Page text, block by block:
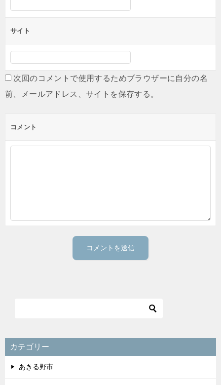
サイト
次回のコメントで使用するためブラウザーに自分の名
前、メールアドレス、サイトを保存する。
コメント
カテゴリー
あきる野市